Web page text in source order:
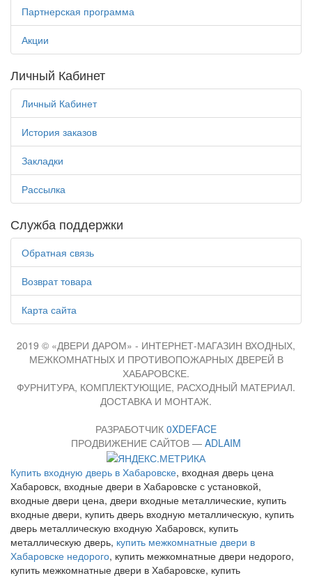
Партнерская программа
Акции
Личный Кабинет
Личный Кабинет
История заказов
Закладки
Рассылка
Служба поддержки
Обратная связь
Возврат товара
Карта сайта
2019 © «ДВЕРИ ДАРОМ» - ИНТЕРНЕТ-МАГАЗИН ВХОДНЫХ,
МЕЖКОМНАТНЫХ И ПРОТИВОПОЖАРНЫХ ДВЕРЕЙ В
ХАБАРОВСКЕ.
ФУРНИТУРА, КОМПЛЕКТУЮЩИЕ, РАСХОДНЫЙ МАТЕРИАЛ.
ДОСТАВКА И МОНТАЖ.
РАЗРАБОТЧИК 0XDEFACE
ПРОДВИЖЕНИЕ САЙТОВ — ADLAIM
Купить входную дверь в Хабаровске, входная дверь цена
Хабаровск, входные двери в Хабаровске с установкой,
входные двери цена, двери входные металлические, купить
входные двери, купить дверь входную металлическую, купить
дверь металлическую входную Хабаровск, купить
металлическую дверь, купить межкомнатные двери в
Хабаровске недорого, купить межкомнатные двери недорого,
купить межкомнатные двери в Хабаровске, купить